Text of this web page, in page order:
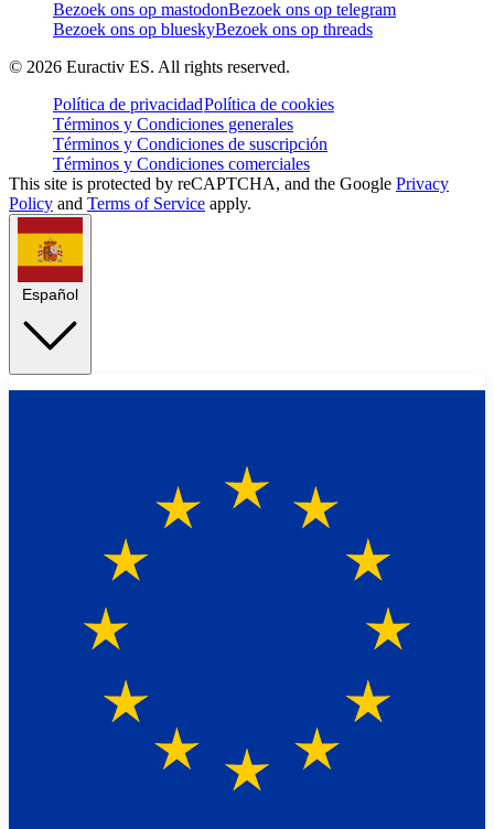
Bezoek ons op mastodonBezoek ons op telegram
Bezoek ons op blueskyBezoek ons op threads
© 2026 Euractiv ES. All rights reserved.
Política de privacidadPolítica de cookies
Términos y Condiciones generales
Términos y Condiciones de suscripción
Términos y Condiciones comerciales
This site is protected by reCAPTCHA, and the Google Privacy
Policy and Terms of Service apply.
Español